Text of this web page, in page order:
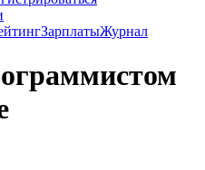
ЗарплатыЖурнал